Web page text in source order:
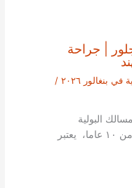
| جراحة
بنغالور ٢٠٢٦
/
البولية
والبروستات في بنغالور. مع خبرة أكثر من ١٠ عاما، يعتبر